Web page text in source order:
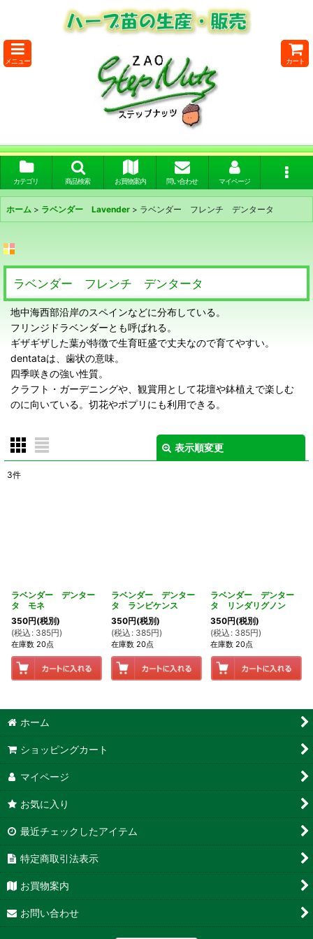
メニュー カート
カテゴリ 商品検索 お買物案内 問い合わせ マイページ
ホーム > ラベンダー Lavender > ラベンダー フレンチ デンタータ
ラベンダー フレンチ デンタータ
地中海西部沿岸のスペインなどに分布している。
フリンジドラベンダーとも呼ばれる。
ギザギザした葉が特徴で生育旺盛で丈夫なので育てやすい。
dentataは、歯状の意味。
四季咲きの強い性質。
クラフト・ガーデニングや、観賞用として花壇や鉢植えで楽しむ
のに向いている。切花やポプリにも利用できる。
表示順変更
3件
ラベンダー デンター
タ モネ
350円(税別)
(税込 : 385円)
在庫数 20点
ラベンダー デンター
タ ランビケンス
350円(税別)
(税込 : 385円)
在庫数 20点
ラベンダー デンター
タ リンダリグノン
350円(税別)
(税込 : 385円)
在庫数 20点
ホーム
ショッピングカート
マイページ
お気に入り
最近チェックしたアイテム
特定商取引法表示
お買物案内
お問い合わせ